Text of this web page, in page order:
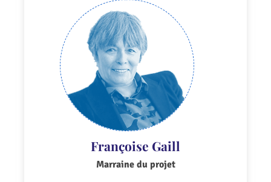
Françoise Gaill
Marraine du projet